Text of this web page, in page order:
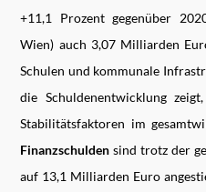
+11,1 Prozent gegenüber
Wien) auch 3,07 Milliarden
Schulen und kommunale
die Schuldenentwicklung
Stabilitätsfaktoren im
Finanzschulden sind trotz der
auf 13,1 Milliarden Euro